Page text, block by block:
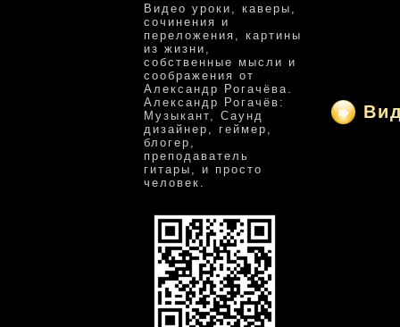
Видео уроки, каверы,
сочинения и
переложения, картины
из жизни,
собственные мысли и
соображения от
Александр Рогачёва.
Александр Рогачёв:
Музыкант, Саунд
дизайнер, геймер,
блогер,
преподаватель
гитары, и просто
человек.